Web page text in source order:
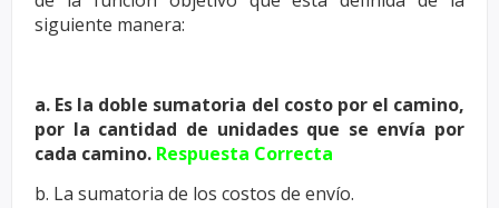
siguiente manera:
a. Es la doble sumatoria del costo por el camino,
por la cantidad de unidades que se envía por
cada camino. Respuesta Correcta
b. La sumatoria de los costos de envío.